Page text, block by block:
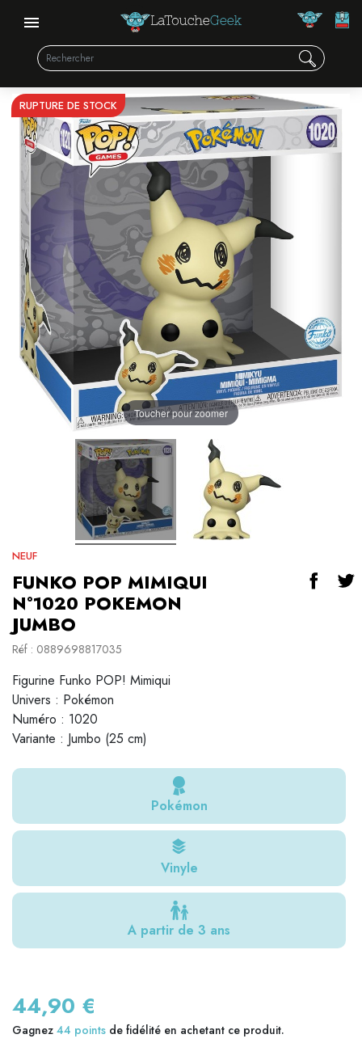
RUPTURE DE STOCK
Toucher pour zoomer
NEUF
FUNKO POP MIMIQUI
N°1020 POKEMON
JUMBO
Réf : 0889698817035
Figurine Funko POP! Mimiqui
Univers : Pokémon
Numéro : 1020
Variante : Jumbo (25 cm)
Pokémon
Vinyle
A partir de 3 ans
44,90 €
Gagnez 44 points de fidélité en achetant ce produit.